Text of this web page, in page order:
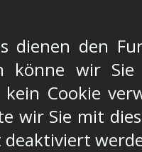
dienen den
könne wir
kein Cookie
wir Sie mit